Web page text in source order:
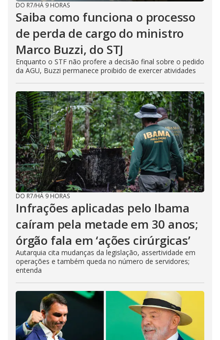
DO R7/HÁ 9 HORAS
Saiba como funciona o processo
de perda de cargo do ministro
Marco Buzzi, do STJ
Enquanto o STF não profere a decisão final sobre o pedido
da AGU, Buzzi permanece proibido de exercer atividades
DO R7/HÁ 9 HORAS
Infrações aplicadas pelo Ibama
caíram pela metade em 30 anos;
órgão fala em ‘ações cirúrgicas’
Autarquia cita mudanças da legislação, assertividade em
operações e também queda no número de servidores;
entenda